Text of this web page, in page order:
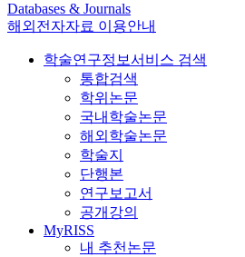
Databases & Journals
해외전자자료 이용안내
학술연구정보서비스 검색
통합검색
학위논문
국내학술논문
해외학술논문
학술지
단행본
연구보고서
공개강의
MyRISS
내 추천논문